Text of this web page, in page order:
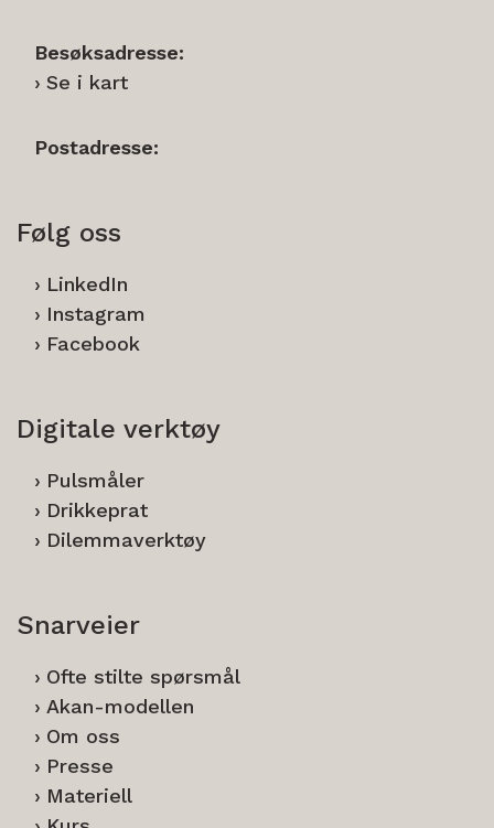
Besøksadresse:
Se i kart
Postadresse:
Følg oss
LinkedIn
Instagram
Facebook
Digitale verktøy
Pulsmåler
Drikkeprat
Dilemmaverktøy
Snarveier
Ofte stilte spørsmål
Akan-modellen
Om oss
Presse
Materiell